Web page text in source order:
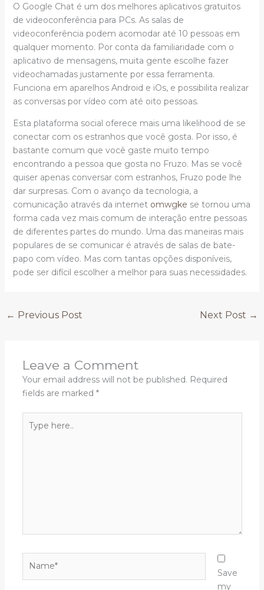
O Google Chat é um dos melhores aplicativos gratuitos
de videoconferência para PCs. As salas de
videoconferência podem acomodar até 10 pessoas em
qualquer momento. Por conta da familiaridade com o
aplicativo de mensagens, muita gente escolhe fazer
videochamadas justamente por essa ferramenta.
Funciona em aparelhos Android e iOs, e possibilita realizar
as conversas por vídeo com até oito pessoas.
Esta plataforma social oferece mais uma likelihood de se
conectar com os estranhos que você gosta. Por isso, é
bastante comum que você gaste muito tempo
encontrando a pessoa que gosta no Fruzo. Mas se você
quiser apenas conversar com estranhos, Fruzo pode lhe
dar surpresas. Com o avanço da tecnologia, a
comunicação através da internet omwgke se tornou uma
forma cada vez mais comum de interação entre pessoas
de diferentes partes do mundo. Uma das maneiras mais
populares de se comunicar é através de salas de bate-
papo com vídeo. Mas com tantas opções disponíveis,
pode ser difícil escolher a melhor para suas necessidades.
← Previous Post Next Post →
Leave a Comment
Your email address will not be published. Required
fields are marked *
here..
Save
my